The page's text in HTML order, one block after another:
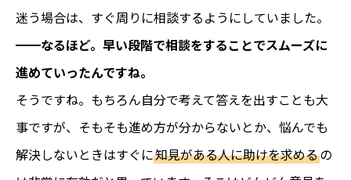
迷う場合は、すぐ周りに相談するようにしていました。
━━なるほど。早い段階で相談をすることでスムーズに
進めていったんですね。
そうですね。もちろん自分で考えて答えを出すことも大
事ですが、そもそも進め方が分からないとか、悩んでも
解決しないときはすぐに知見がある人に助けを求めるの